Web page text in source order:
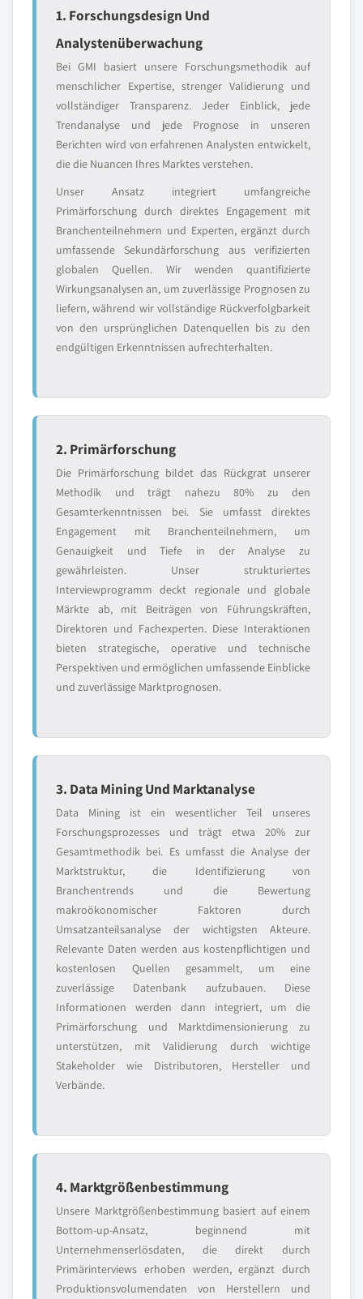
1. Forschungsdesign Und
Analystenüberwachung
Bei GMI basiert unsere Forschungsmethodik auf
menschlicher Expertise, strenger Validierung und
vollständiger Transparenz. Jeder Einblick, jede
Trendanalyse und jede Prognose in unseren
Berichten wird von erfahrenen Analysten entwickelt,
die die Nuancen Ihres Marktes verstehen.
Unser Ansatz integriert umfangreiche
Primärforschung durch direktes Engagement mit
Branchenteilnehmern und Experten, ergänzt durch
umfassende Sekundärforschung aus verifizierten
globalen Quellen. Wir wenden quantifizierte
Wirkungsanalysen an, um zuverlässige Prognosen zu
liefern, während wir vollständige Rückverfolgbarkeit
von den ursprünglichen Datenquellen bis zu den
endgültigen Erkenntnissen aufrechterhalten.
2. Primärforschung
Die Primärforschung bildet das Rückgrat unserer
Methodik und trägt nahezu 80% zu den
Gesamterkenntnissen bei. Sie umfasst direktes
Engagement mit Branchenteilnehmern, um
Genauigkeit und Tiefe in der Analyse zu
gewährleisten. Unser strukturiertes
Interviewprogramm deckt regionale und globale
Märkte ab, mit Beiträgen von Führungskräften,
Direktoren und Fachexperten. Diese Interaktionen
bieten strategische, operative und technische
Perspektiven und ermöglichen umfassende Einblicke
und zuverlässige Marktprognosen.
3. Data Mining Und Marktanalyse
Data Mining ist ein wesentlicher Teil unseres
Forschungsprozesses und trägt etwa 20% zur
Gesamtmethodik bei. Es umfasst die Analyse der
Marktstruktur, die Identifizierung von
Branchentrends und die Bewertung
makroökonomischer Faktoren durch
Umsatzanteilsanalyse der wichtigsten Akteure.
Relevante Daten werden aus kostenpflichtigen und
kostenlosen Quellen gesammelt, um eine
zuverlässige Datenbank aufzubauen. Diese
Informationen werden dann integriert, um die
Primärforschung und Marktdimensionierung zu
unterstützen, mit Validierung durch wichtige
Stakeholder wie Distributoren, Hersteller und
Verbände.
4. Marktgrößenbestimmung
Unsere Marktgrößenbestimmung basiert auf einem
Bottom-up-Ansatz, beginnend mit
Unternehmenserlösdaten, die direkt durch
Primärinterviews erhoben werden, ergänzt durch
Produktionsvolumendaten von Herstellern und